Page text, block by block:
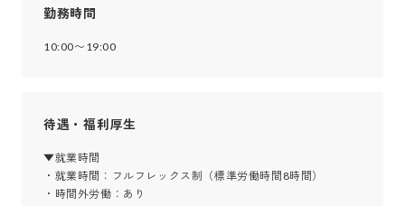
勤務時間
10:00〜19:00
待遇・福利厚生
▼就業時間
・就業時間：フルフレックス制（標準労働時間8時間）
・時間外労働：あり